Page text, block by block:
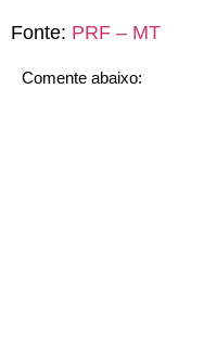
Fonte: PRF – MT
Comente abaixo: